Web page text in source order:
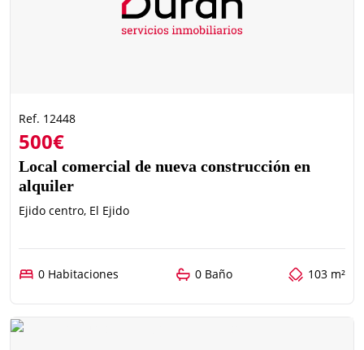
Ref. 12448
500€
Local comercial de nueva construcción en
alquiler
Ejido centro, El Ejido
0 Habitaciones 0 Baño 103 m²